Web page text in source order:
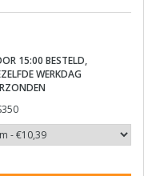
15:00 BESTELD,
WERKDAG